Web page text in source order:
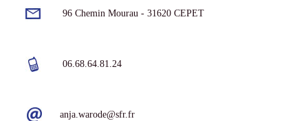
96 Chemin Mourau - 31620 CEPET
06.68.64.81.24
anja.warode@sfr.fr